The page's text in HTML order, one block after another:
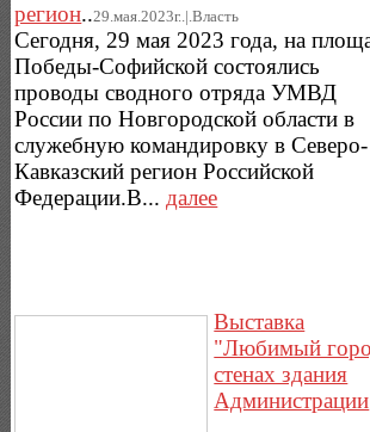
регион..29.мая.2023г..|.Власть
Сегодня, 29 мая 2023 года, на
Победы-Софийской состоялись
проводы сводного отряда УМВД
России по Новгородской области в
служебную командировку в Северо-
Кавказский регион Российской
Федерации.В...далее
Выставка
"Любимый
стенах здания
Администрации